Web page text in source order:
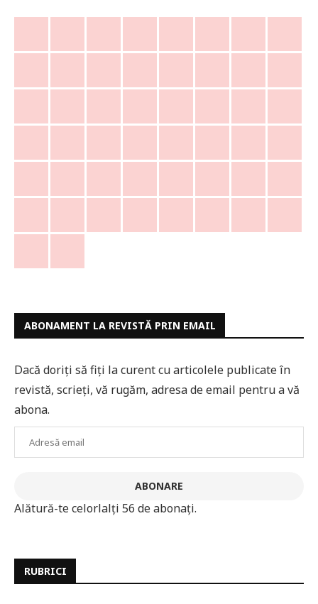
ABONAMENT LA REVISTĂ PRIN EMAIL
Dacă doriți să fiți la curent cu articolele publicate în
revistă, scrieți, vă rugăm, adresa de email pentru a vă
abona.
ABONARE
Alătură-te celorlalți 56 de abonați.
RUBRICI